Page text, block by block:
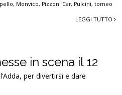
, Monvico, Pizzoni Car, Pulcini,torneo
LEGGI TUTTO
in scena il 12
per divertirsi e dare